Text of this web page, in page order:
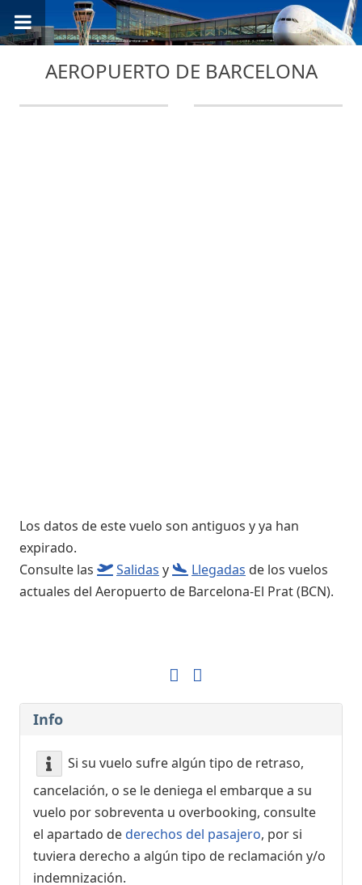
AEROPUERTO DE BARCELONA
Los datos de este vuelo son antiguos y ya han
expirado.
Consulte las
Salidas y Llegadas de los vuelos
actuales del Aeropuerto de Barcelona-El Prat (BCN).
Info
Si su vuelo sufre algún tipo de retraso,
cancelación, o se le deniega el embarque a su
vuelo por sobreventa u overbooking, consulte
el apartado dederechos del pasajero, por si
tuviera derecho a algún tipo de reclamación y/o
indemnización.